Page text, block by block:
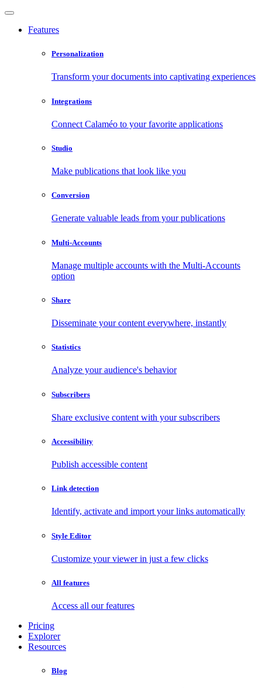
Features
Personalization
Transform your documents into captivating experiences
Integrations
Connect Calaméo to your favorite applications
Studio
Make publications that look like you
Conversion
Generate valuable leads from your publications
Multi-Accounts
Manage multiple accounts with the Multi-Accounts
option
Share
Disseminate your content everywhere, instantly
Statistics
Analyze your audience's behavior
Subscribers
Share exclusive content with your subscribers
Accessibility
Publish accessible content
Link detection
Identify, activate and import your links automatically
Style Editor
Customize your viewer in just a few clicks
All features
Access all our features
Pricing
Explorer
Resources
Blog